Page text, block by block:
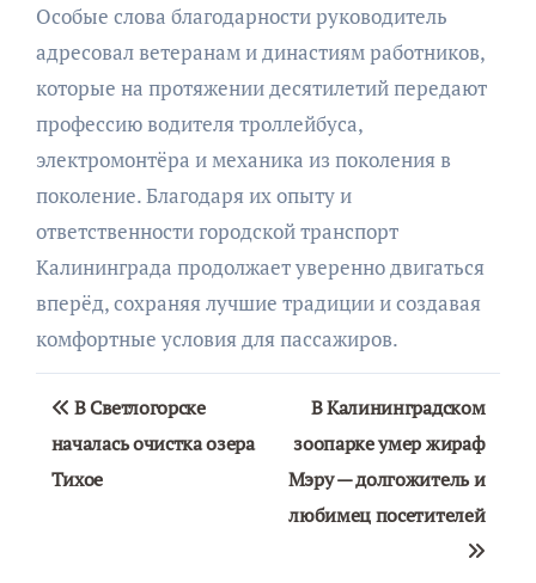
Особые слова благодарности руководитель
адресовал ветеранам и династиям работников,
которые на протяжении десятилетий передают
профессию водителя троллейбуса,
электромонтёра и механика из поколения в
поколение. Благодаря их опыту и
ответственности городской транспорт
Калининграда продолжает уверенно двигаться
вперёд, сохраняя лучшие традиции и создавая
комфортные условия для пассажиров.
Навигация
по
записям
В Светлогорске
началась очистка озера
Тихое
В Калининградском
зоопарке умер жираф
Мэру — долгожитель и
любимец посетителей